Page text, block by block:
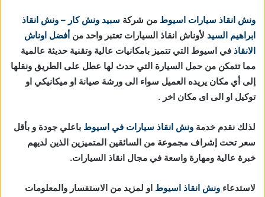
ونش انقاذ سيارات اسيوط من شركة سبيد ونش كار – ونش انقاذ
ابراهيم السيد لأوناش انقاذ السيارات تعتبر واحد من أفضل اوناش
الانقاذ في اسيوط التي تتميز بامكانيات عالية وتقنية حديثة عالمية
مما تتمكن من حمل السيارة التي حدث لها عطل على الطريق ونقلها
إلى أي مكان يريده العميل سواء الى ورشة صيانة او ميكانيكي او
توكيل او الى اى مكان اخر .
لذلك نقدم خدمة ونش انقاذ سيارات في اسيوط باعلي جودة و بأقل
سعر تحت إشراف مجموعة من السائقين المتميزين الذين لديهم
خبرة عالية ومهارة واسعة في مجال انقاذ السيارات.
لاستدعاء ونش انقاذ اسيوط او لمزيد من الاستفسار والمعلومات